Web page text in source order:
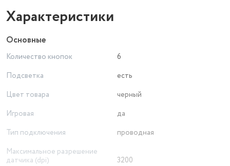
Характеристики
Основные
Количество кнопок
6
Подсветка
есть
Цвет товара
черный
Игровая
да
Тип подключения
проводная
Максимальное разрешение
датчика (dpi)
3200